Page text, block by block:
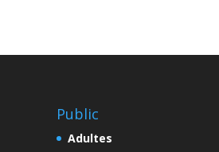
Public
Adultes